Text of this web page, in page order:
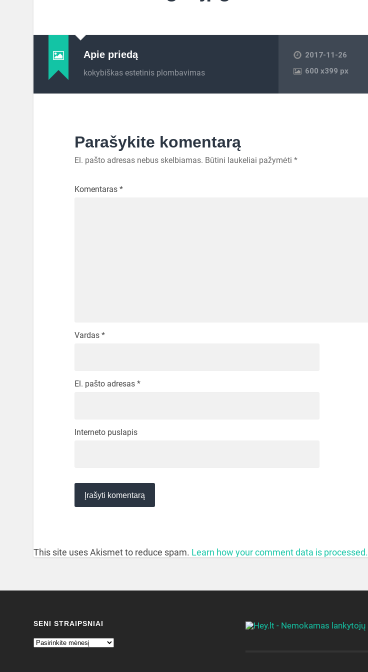
Apie priedą
kokybiškas estetinis plombavimas
2017-11-26
600x399 px
Parašykite komentarą
El. pašto adresas nebus skelbiamas. Būtini laukeliai pažymėti *
Komentaras *
Vardas *
El. pašto adresas *
Interneto puslapis
This site uses Akismet to reduce spam. Learn how your comment data is processed.
SENI STRAIPSNIAI